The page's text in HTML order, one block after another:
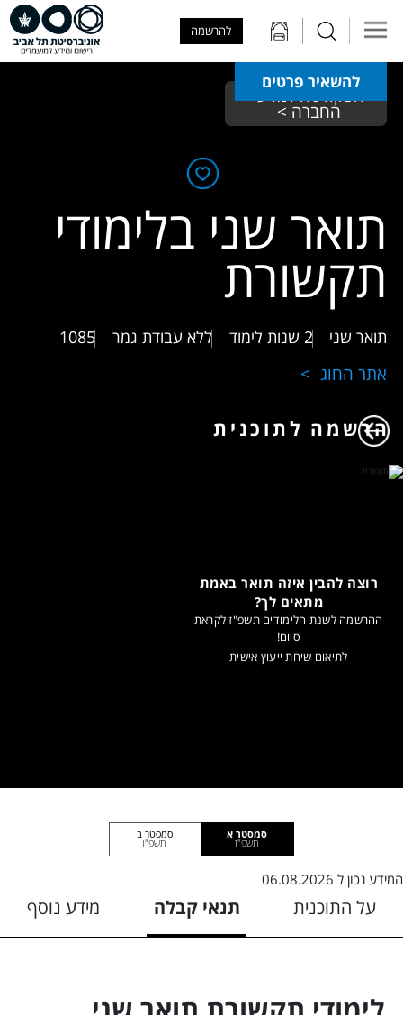
להרשמה
להשאיר פרטים
הפקולטה למדעי
החברה >
תואר שני בלימודי
תקשורת
תואר שני 2 שנות לימוד ללא עבודת גמר 1085
אתר החוג
הרשמה לתוכנית
רוצה להבין איזה תואר באמת
מתאים לך?
ההרשמה לשנת הלימודים תשפ"ז לקראת
סיום!
לתיאום שיחת ייעוץ אישית
סמסטר א
תשפ"ז
סמסטר ב
תשפ"ו
המידע נכון ל 06.08.2026
על התוכנית תנאי קבלה מידע נוסף